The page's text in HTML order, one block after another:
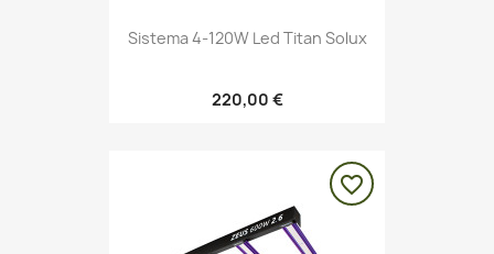
Sistema 4-120W Led Titan Solux
220,00 €
favorite_border